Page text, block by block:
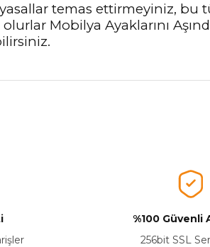
temas ettirmeyiniz,
Mobilya Ayaklarını
bulunuyor.
%100 Güvenli
256bit SSL